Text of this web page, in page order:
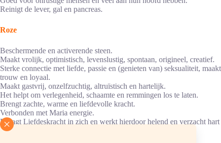
Reinigt de lever, gal en pancreas.
Roze
Beschermende en activerende steen.
Maakt vrolijk, optimistisch, levenslustig, spontaan, origineel, creatief.
Sterke connectie met liefde, passie en (genieten van) seksualiteit, maakt
trouw en loyaal.
Maakt gastvrij, onzelfzuchtig, altruïstisch en hartelijk.
Het helpt om verlegenheid, schaamte en remmingen los te laten.
Brengt zachte, warme en liefdevolle kracht.
Verbonden met Maria energie.
Draagt Liefdeskracht in zich en werkt hierdoor helend en verzacht hart
en innerlijk kind stukjes.